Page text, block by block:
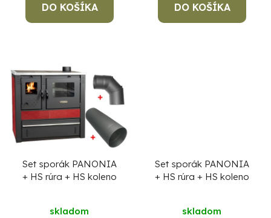
DO KOŠÍKA
z
5
DO KOŠÍKA
Set sporák PANONIA
+ HS rúra + HS koleno
skladom
Set sporák PANONIA
+ HS rúra + HS koleno
skladom